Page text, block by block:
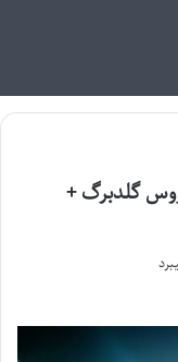
گلدبرگ +